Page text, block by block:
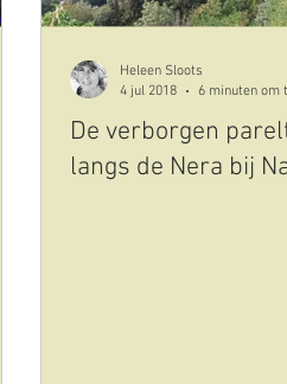
De verborgen
langs de Nera bij
Heleen Sloots
4 jul 2018
6 minuten om